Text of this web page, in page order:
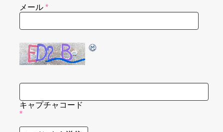
メール *
キャプチャコード
*